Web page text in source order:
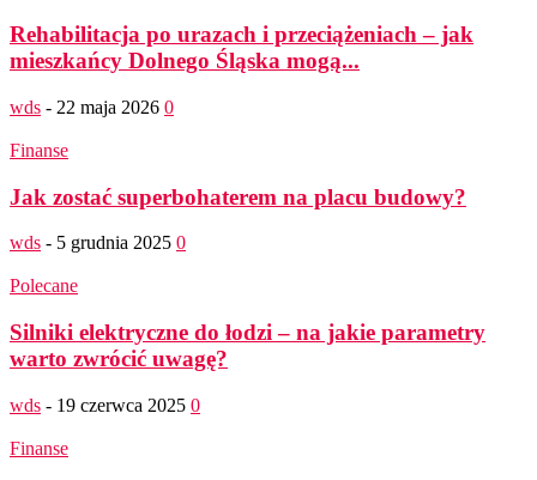
Rehabilitacja po urazach i przeciążeniach – jak
mieszkańcy Dolnego Śląska mogą...
wds - 22 maja 2026 0
Finanse
Jak zostać superbohaterem na placu budowy?
wds - 5 grudnia 2025 0
Polecane
Silniki elektryczne do łodzi – na jakie parametry
warto zwrócić uwagę?
wds - 19 czerwca 2025 0
Finanse